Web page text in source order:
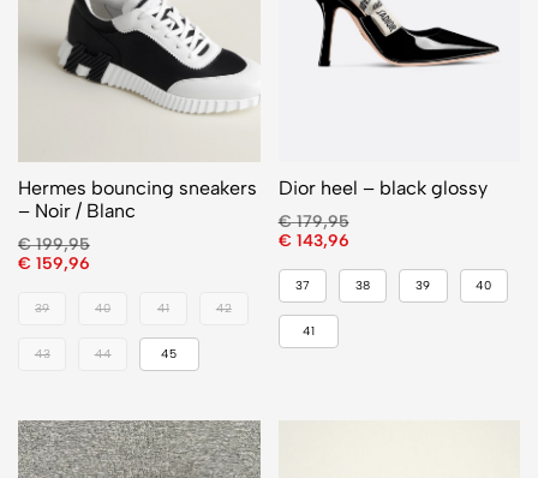
Hermes bouncing sneakers
– Noir / Blanc
€199,95
€ 159,96
39 40 41 42
43 44 45
Dior heel – black glossy
€179,95
€ 143,96
37 38 39 40
41